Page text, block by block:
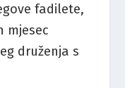
fadilete,
mjesec
druženja s